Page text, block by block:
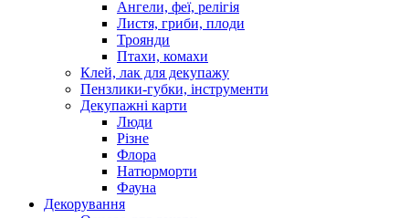
Ангели, феї, релігія
Листя, гриби, плоди
Троянди
Птахи, комахи
Клей, лак для декупажу
Пензлики-губки, інструменти
Декупажні карти
Люди
Різне
Флора
Натюрморти
Фауна
Декорування